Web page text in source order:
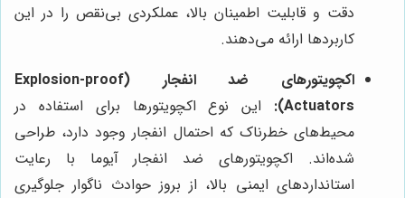
دقت و قابلیت اطمینان بالا، عملکردی بی‌نقص را در این
کاربردها ارائه می‌دهند.
اکچویتورهای ضد انفجار (Explosion-proof
Actuators):
این نوع اکچویتورها برای استفاده در
محیط‌های خطرناک که احتمال انفجار وجود دارد، طراحی
شده‌اند. اکچویتورهای ضد انفجار آیوما با رعایت
استانداردهای ایمنی بالا، از بروز حوادث ناگوار جلوگیری